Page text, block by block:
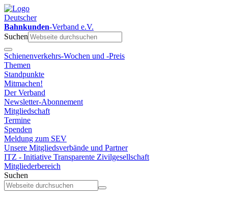
Deutscher
Bahnkunden-Verband e.V.
Suchen
Schienenverkehrs-Wochen und -Preis
Themen
Standpunkte
Mitmachen!
Der Verband
Newsletter-Abonnement
Mitgliedschaft
Termine
Spenden
Meldung zum SEV
Unsere Mitgliedsverbände und Partner
ITZ - Initiative Transparente Zivilgesellschaft
Mitgliederbereich
Suchen